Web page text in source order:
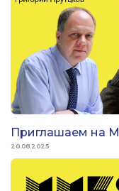
Приглашаем на
20.08.2025